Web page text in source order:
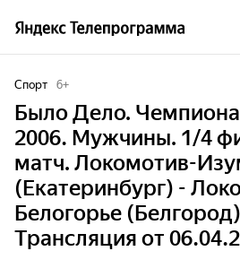
Спорт 6+
Было Дело.
2006. Мужчины. 1/4
матч. Локомотив-
(Екатеринбург) -
Белогорье
Трансляция от